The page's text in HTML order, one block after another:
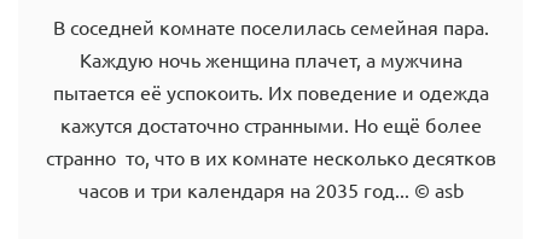
В соседней комнате поселилась семейная пара.
Каждую ночь женщина плачет, а мужчина
пытается её успокоить. Их поведение и одежда
кажутся достаточно странными. Но ещё более
странно то, что в их комнате несколько десятков
часов и три календаря на 2035 год... © asb